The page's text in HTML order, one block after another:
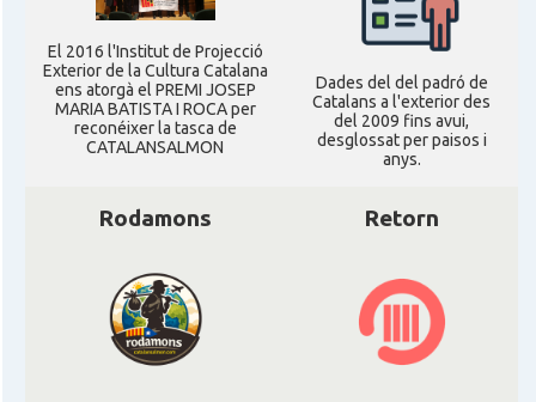
El 2016 l'Institut de Projecció
Exterior de la Cultura Catalana
ens atorgà el PREMI JOSEP
MARIA BATISTA I ROCA per
reconéixer la tasca de
CATALANSALMON
Dades del del padró de
Catalans a l'exterior des
del 2009 fins avui,
desglossat per paisos i
anys.
Rodamons Retorn